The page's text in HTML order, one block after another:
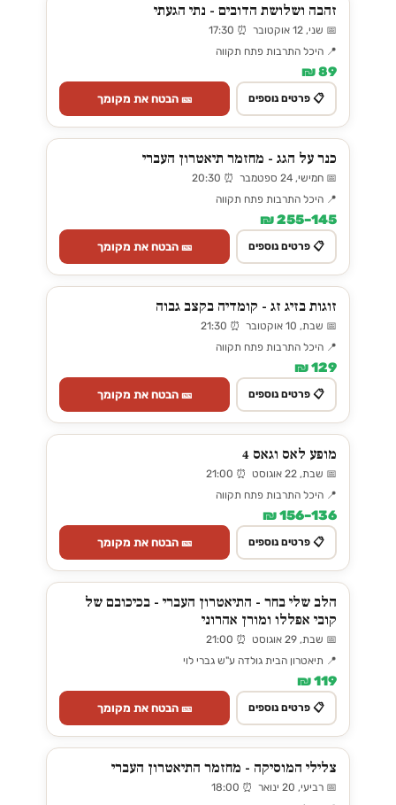
זהבה ושלושת הדובים - נתי הגעתי
📅 שני, 12 אוקטובר ⏰ 17:30
📍 היכל התרבות פתח תקווה
89 ₪
📋 פרטים נוספים 🎫 הבטח את מקומך
כנר על הגג - מחזמר תיאטרון העברי
📅 חמישי, 24 ספטמבר ⏰ 20:30
📍 היכל התרבות פתח תקווה
145–255 ₪
📋 פרטים נוספים 🎫 הבטח את מקומך
זוגות בזיג זג - קומדיה בקצב גבוה
📅 שבת, 10 אוקטובר ⏰ 21:30
📍 היכל התרבות פתח תקווה
129 ₪
📋 פרטים נוספים 🎫 הבטח את מקומך
מופע לאס וגאס 4
📅 שבת, 22 אוגוסט ⏰ 21:00
📍 היכל התרבות פתח תקווה
136–156 ₪
📋 פרטים נוספים 🎫 הבטח את מקומך
הלב שלי בחר - התיאטרון העברי - בכיכובם של
קובי אפללו ומורן אהרוני
📅 שבת, 29 אוגוסט ⏰ 21:00
📍 תיאטרון הבית גולדה ע"ש גברי לוי
119 ₪
📋 פרטים נוספים 🎫 הבטח את מקומך
צלילי המוסיקה - מחזמר התיאטרון העברי
📅 רביעי, 20 ינואר ⏰ 18:00